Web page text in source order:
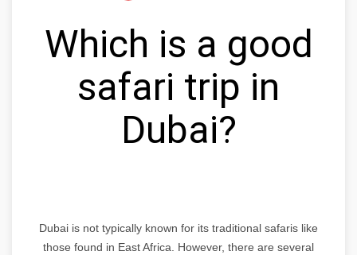
Which is a good
safari trip in
Dubai?
Dubai is not typically known for its traditional safaris like
those found in East Africa. However, there are several